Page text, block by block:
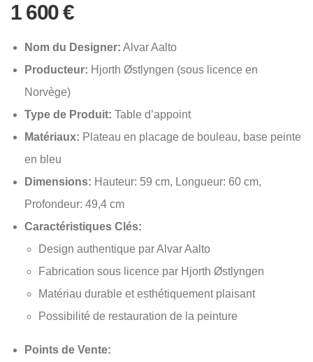
1 600€
Nom du Designer: Alvar Aalto
Producteur: Hjorth Østlyngen (sous licence en
Norvège)
Type de Produit: Table d’appoint
Matériaux: Plateau en placage de bouleau, base peinte
en bleu
Dimensions: Hauteur: 59 cm, Longueur: 60 cm,
Profondeur: 49,4 cm
Caractéristiques Clés:
Design authentique par Alvar Aalto
Fabrication sous licence par Hjorth Østlyngen
Matériau durable et esthétiquement plaisant
Possibilité de restauration de la peinture
Points de Vente: